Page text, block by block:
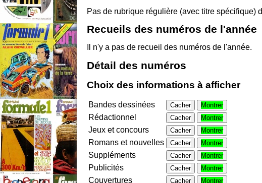
Pas de rubrique régulière (avec titre spécifique)
Recueils des numéros de l'année
Il n'y a pas de recueil des numéros de l'année.
Détail des numéros
Choix des informations à afficher
Bandes dessinées Cacher Montrer
Rédactionnel Cacher Montrer
Jeux et concours Cacher Montrer
Romans et nouvelles Cacher Montrer
Suppléments Cacher Montrer
Publicités Cacher Montrer
Couvertures Cacher Montrer